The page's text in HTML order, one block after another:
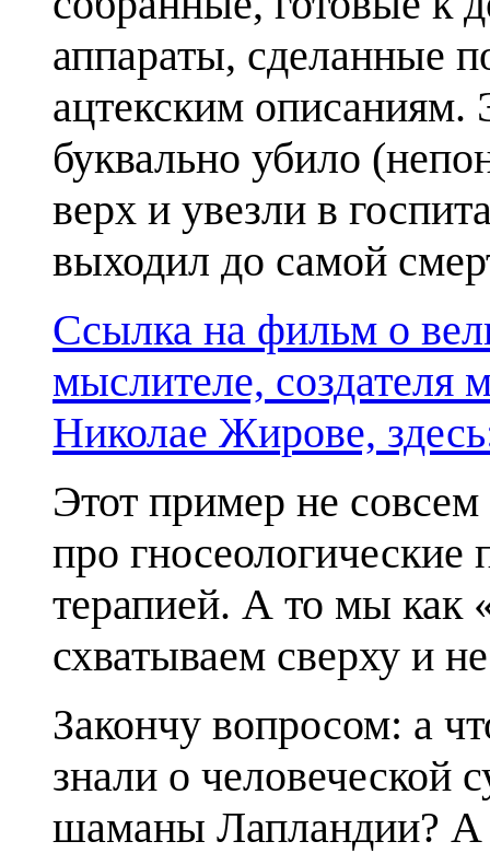
аппараты, сделанные
ацтекским
буквально убило
верх и увезли в
выходил до самой
Ссылка на фильм о
мыслителе, создателя
Николае Жирове,
Этот пример не
про
терапией. А то мы как
схватываем сверху и
Закончу вопросом: а
знали о
шаманы Лапландии?